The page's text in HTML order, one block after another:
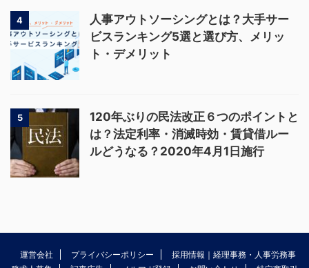
4
人事アウトソーシングとは？大手サー
ビスランキング5選と選び方、メリッ
ト・デメリット
5
120年ぶりの民法改正６つのポイントと
は？法定利率・消滅時効・賃貸借ルー
ルどうなる？2020年4月1日施行
運営会社 プライバシーポリシー
採用情報｜経理事務・人事労務事